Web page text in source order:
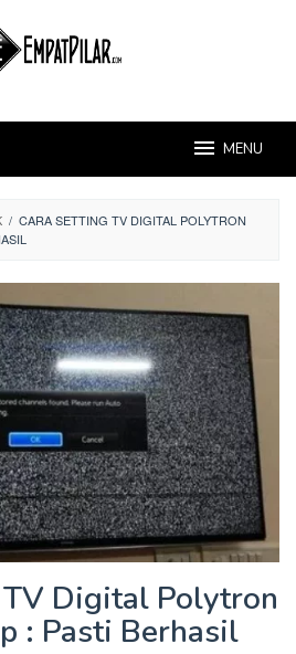
MENU
/ CARA SETTING TV DIGITAL POLYTRON
Digital Polytron
: Pasti Berhasil